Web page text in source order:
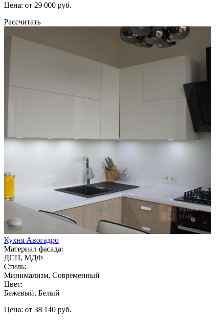
Цена: от 29 000 руб.
Рассчитать
Кухня Авогадро
Материал фасада:
ДСП, МДФ
Стиль:
Минимализм, Современный
Цвет:
Бежевый, Белый
Цена: от 38 140 руб.